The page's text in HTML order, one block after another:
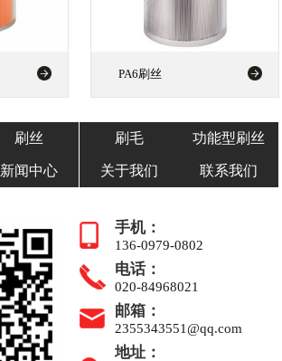
PA6刷丝
刷丝 刷毛 功能型刷丝
新闻中心 关于我们 联系我们
手机：
136-0979-0802
电话：
020-84968021
邮箱：
2355343551@qq.com
地址：